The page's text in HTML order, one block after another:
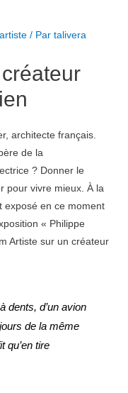
/ Par talivera
architecte français.
de la
? Donner le
pour vivre mieux. À la
exposé en ce moment
« Philippe
Artiste sur un créateur
dents, d’un avion
de la même
qu’en tire